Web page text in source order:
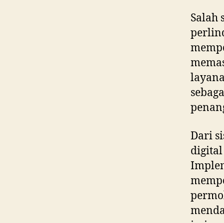
Salah
Dari
digital